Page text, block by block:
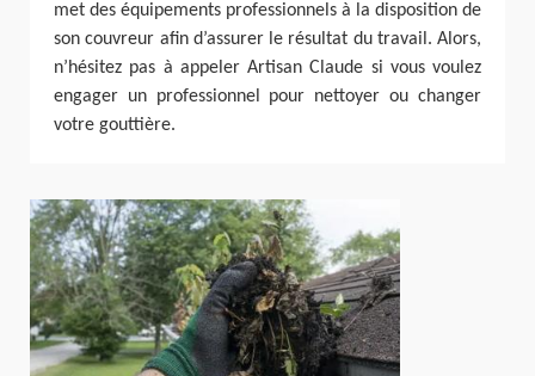
met des équipements professionnels à la disposition de
son couvreur afin d’assurer le résultat du travail. Alors,
n’hésitez pas à appeler Artisan Claude si vous voulez
engager un professionnel pour nettoyer ou changer
votre gouttière.